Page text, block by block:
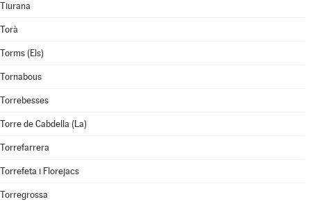
Tiurana
Torà
Torms (Els)
Tornabous
Torrebesses
Torre de Cabdella (La)
Torrefarrera
Torrefeta i Florejacs
Torregrossa